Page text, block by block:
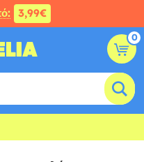
3,99€
0